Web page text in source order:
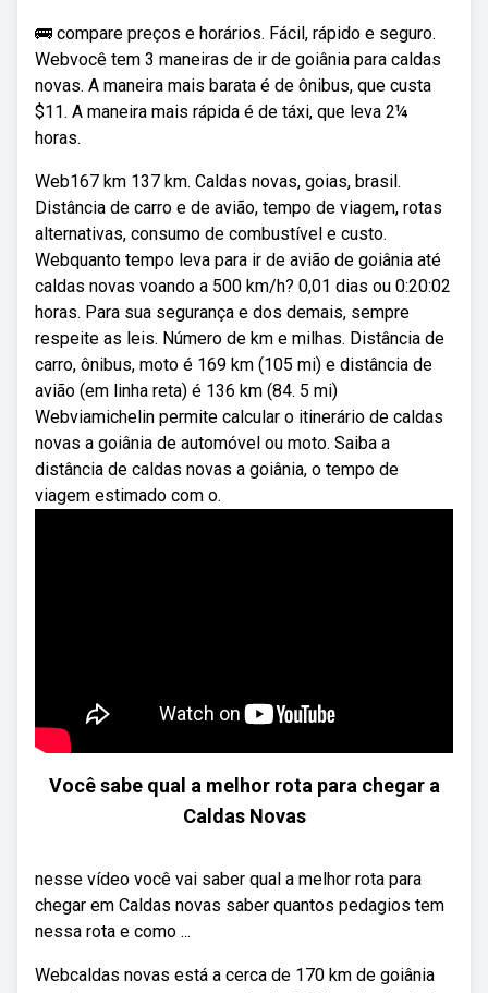
🚌 compare preços e horários. Fácil, rápido e seguro.
Webvocê tem 3 maneiras de ir de goiânia para caldas
novas. A maneira mais barata é de ônibus, que custa
$11. A maneira mais rápida é de táxi, que leva 2¼
horas.
Web167 km 137 km. Caldas novas, goias, brasil.
Distância de carro e de avião, tempo de viagem, rotas
alternativas, consumo de combustível e custo.
Webquanto tempo leva para ir de avião de goiânia até
caldas novas voando a 500 km/h? 0,01 dias ou 0:20:02
horas. Para sua segurança e dos demais, sempre
respeite as leis. Número de km e milhas. Distância de
carro, ônibus, moto é 169 km (105 mi) e distância de
avião (em linha reta) é 136 km (84. 5 mi)
Webviamichelin permite calcular o itinerário de caldas
novas a goiânia de automóvel ou moto. Saiba a
distância de caldas novas a goiânia, o tempo de
viagem estimado com o.
Você sabe qual a melhor rota para chegar a
Caldas Novas
nesse vídeo você vai saber qual a melhor rota para
chegar em Caldas novas saber quantos pedagios tem
nessa rota e como ...
Webcaldas novas está a cerca de 170 km de goiânia